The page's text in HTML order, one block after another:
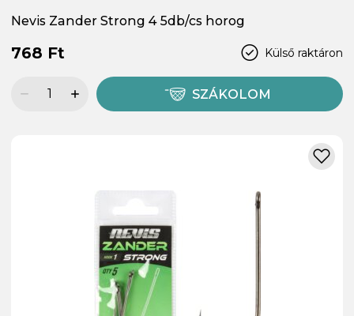
Nevis Zander Strong 4 5db/cs horog
Külső raktáron
768 Ft
SZÁKOLOM